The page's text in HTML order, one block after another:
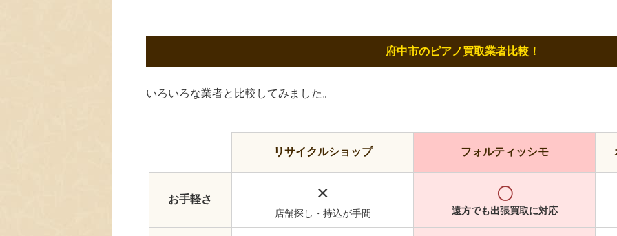
府中市のピアノ買取業者比較！
いろいろな業者と比較してみました。
リサイクルショップ フォルティッシモ
お手軽さ ×
店舗探し・持込が手間
〇
遠方でも出張買取に対応